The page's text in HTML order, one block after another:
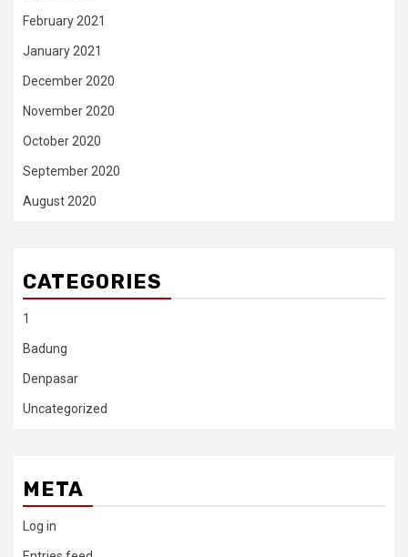
February 2021
January 2021
December 2020
November 2020
October 2020
September 2020
August 2020
CATEGORIES
1
Badung
Denpasar
Uncategorized
META
Log in